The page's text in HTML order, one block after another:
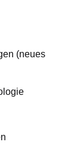
(neues